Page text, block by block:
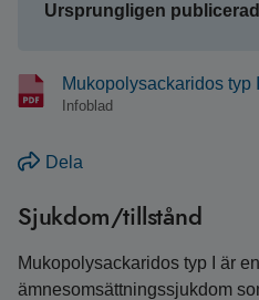
Ursprungligen
Mukopolysackaridos typ I
Infoblad
Dela
Sjukdom/tillstånd
Mukopolysackaridos typ I är
ämnesomsättningssjukdom